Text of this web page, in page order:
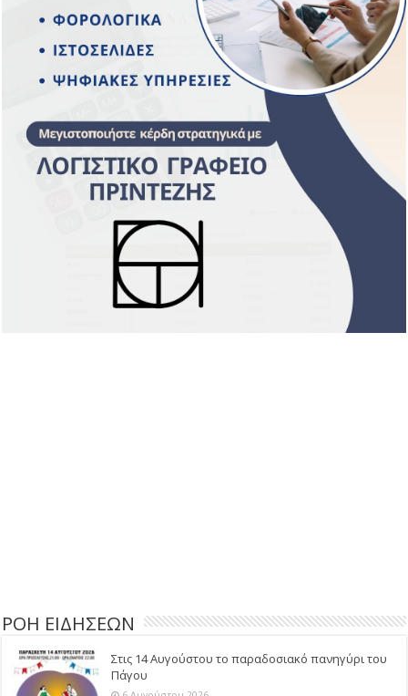
ΡΟΗ ΕΙΔΗΣΕΩΝ
Στις 14 Αυγούστου το παραδοσιακό πανηγύρι του
Πάγου